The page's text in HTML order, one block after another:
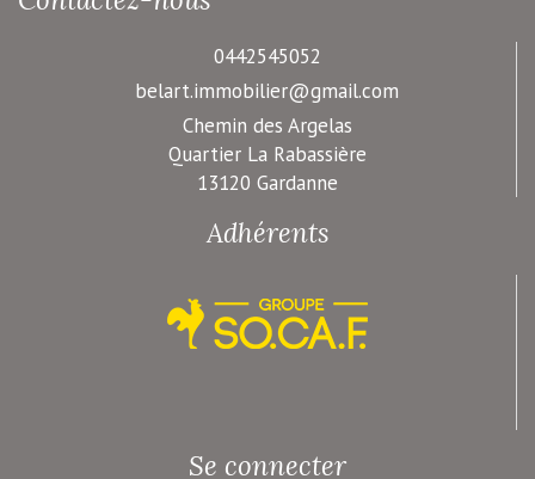
0442545052
belart.immobilier@gmail.com
Chemin des Argelas
Quartier La Rabassière
13120 Gardanne
Adhérents
Se connecter